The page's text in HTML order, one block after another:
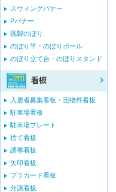
スウィングバナー
Pバナー
既製のぼり
のぼり竿・のぼりポール
のぼり立て台・のぼりスタンド
入居者募集看板・売物件看板
駐車場看板
駐車場プレート
捨て看板
誘導看板
矢印看板
プラカード看板
分譲看板